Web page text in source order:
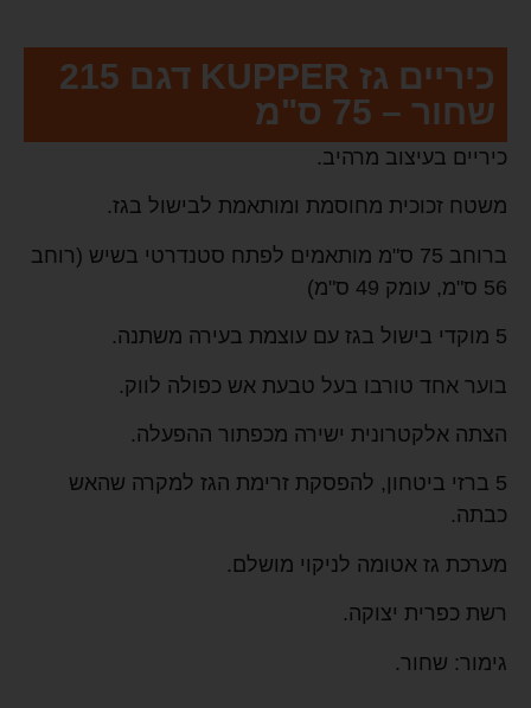
כיריים גז KUPPER דגם 215
שחור – 75 ס"מ
כיריים בעיצוב מרהיב.
משטח זכוכית מחוסמת ומותאמת לבישול בגז.
ברוחב 75 ס"מ מותאמים לפתח סטנדרטי בשיש (רוחב
56 ס"מ, עומק 49 ס"מ)
5 מוקדי בישול בגז עם עוצמת בעירה משתנה.
בוער אחד טורבו בעל טבעת אש כפולה לווק.
הצתה אלקטרונית ישירה מכפתור ההפעלה.
5 ברזי ביטחון, להפסקת זרימת הגז למקרה שהאש
כבתה.
מערכת גז אטומה לניקוי מושלם.
רשת כפרית יצוקה.
גימור: שחור.